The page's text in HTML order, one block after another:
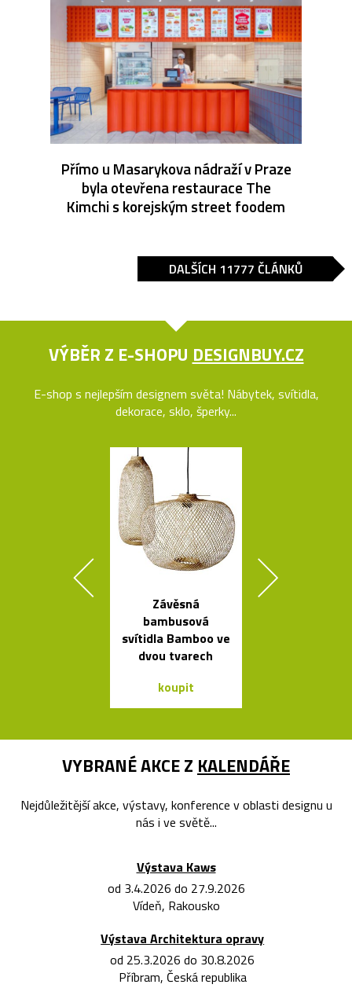
Přímo u Masarykova nádraží v Praze
byla otevřena restaurace The
Kimchi s korejským street foodem
DALŠÍCH 11777 ČLÁNKŮ
VÝBĚR Z E-SHOPU DESIGNBUY.CZ
E-shop s nejlepším designem světa! Nábytek, svítidla,
dekorace, sklo, šperky...
Závěsná
bambusová
svítidla Bamboo ve
dvou tvarech
koupit
VYBRANÉ AKCE Z KALENDÁŘE
Nejdůležitější akce, výstavy, konference v oblasti designu u
nás i ve světě...
Výstava Kaws
od 3.4.2026 do 27.9.2026
Vídeň, Rakousko
Výstava Architektura opravy
od 25.3.2026 do 30.8.2026
Příbram, Česká republika